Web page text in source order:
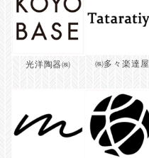
光洋陶器㈱ ㈱多々楽達屋